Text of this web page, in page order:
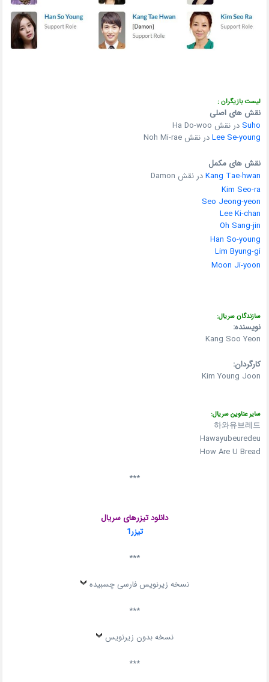
لیست بازیگران :
نقش های اصلی
Suhoدر نقش Ha Do-woo
Lee Se-youngدر نقش Noh Mi-rae
نقش های مکمل
Kang Tae-hwanدر نقش Damon
Kim Seo-ra
Seo Jeong-yeon
Lee Ki-chan
Oh Sang-jin
Han So-young
Lim Byung-gi
Moon Ji-yoon
سازندگان سریال:
نویسنده:
Kang Soo Yeon
کارگردان:
Kim Young Joon
سایر عناوین سریال:
하와유브레드
Hawayubeuredeu
How Are U Bread
***
دانلود تیزرهای سریال
تیزر1
***
نسخه زیرنویس فارسی چسبیده
***
نسخه بدون زیرنویس
***